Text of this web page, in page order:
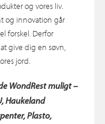
og vores liv.
og innovation går
forskel. Derfor
give dig en søvn,
jord.
WondRest muligt –
Haukeland
Plasto,